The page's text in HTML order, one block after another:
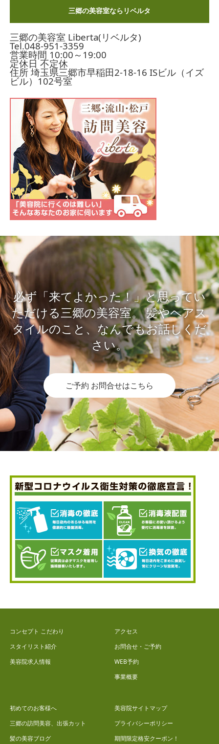
三郷の美容室ならリベルタ
三郷の美容室 Liberta(リベルタ)
Tel.048-951-3359
営業時間 10:00～19:00
定休日 不定休
住所 埼玉県三郷市早稲田2-18-16 ISビル（イズ
ビル）102号室
必ず「来てよかった！」と思ってい
ただける三郷の美容室。髪やヘアス
タイルのこと、なんでもお話しくだ
さい。
ご予約 お問合せはこちら
コンセプト こだわり
スタイリスト紹介
美容院求人情報
アクセス
お問合せ・ご予約
WEB予約
事業概要
初めてのお客様へ
三郷の訪問美容、出張カット
髪の美容ブログ
美容院サイトマップ
プライバシーポリシー
期間限定格安クーポン！